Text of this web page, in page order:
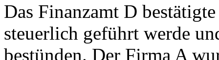
Das Finanzamt D
steuerlich geführt werde
bestünden. Der Firma A